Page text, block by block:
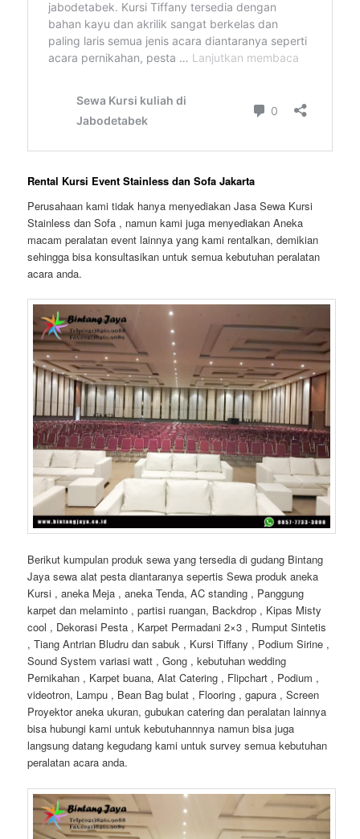
Rental Kursi Event Stainless dan Sofa Jakarta
Perusahaan kami tidak hanya menyediakan Jasa Sewa Kursi
Stainless dan Sofa , namun kami juga menyediakan Aneka
macam peralatan event lainnya yang kami rentalkan, demikian
sehingga bisa konsultasikan untuk semua kebutuhan peralatan
acara anda.
Berikut kumpulan produk sewa yang tersedia di gudang Bintang
Jaya sewa alat pesta diantaranya sepertis Sewa produk aneka
Kursi , aneka Meja , aneka Tenda, AC standing , Panggung
karpet dan melaminto , partisi ruangan, Backdrop , Kipas Misty
cool , Dekorasi Pesta , Karpet Permadani 2×3 , Rumput Sintetis
, Tiang Antrian Bludru dan sabuk , Kursi Tiffany , Podium Sirine ,
Sound System variasi watt , Gong , kebutuhan wedding
Pernikahan , Karpet buana, Alat Catering , Flipchart , Podium ,
videotron, Lampu , Bean Bag bulat , Flooring , gapura , Screen
Proyektor aneka ukuran, gubukan catering dan peralatan lainnya
bisa hubungi kami untuk kebutuhannnya namun bisa juga
langsung datang kegudang kami untuk survey semua kebutuhan
peralatan acara anda.